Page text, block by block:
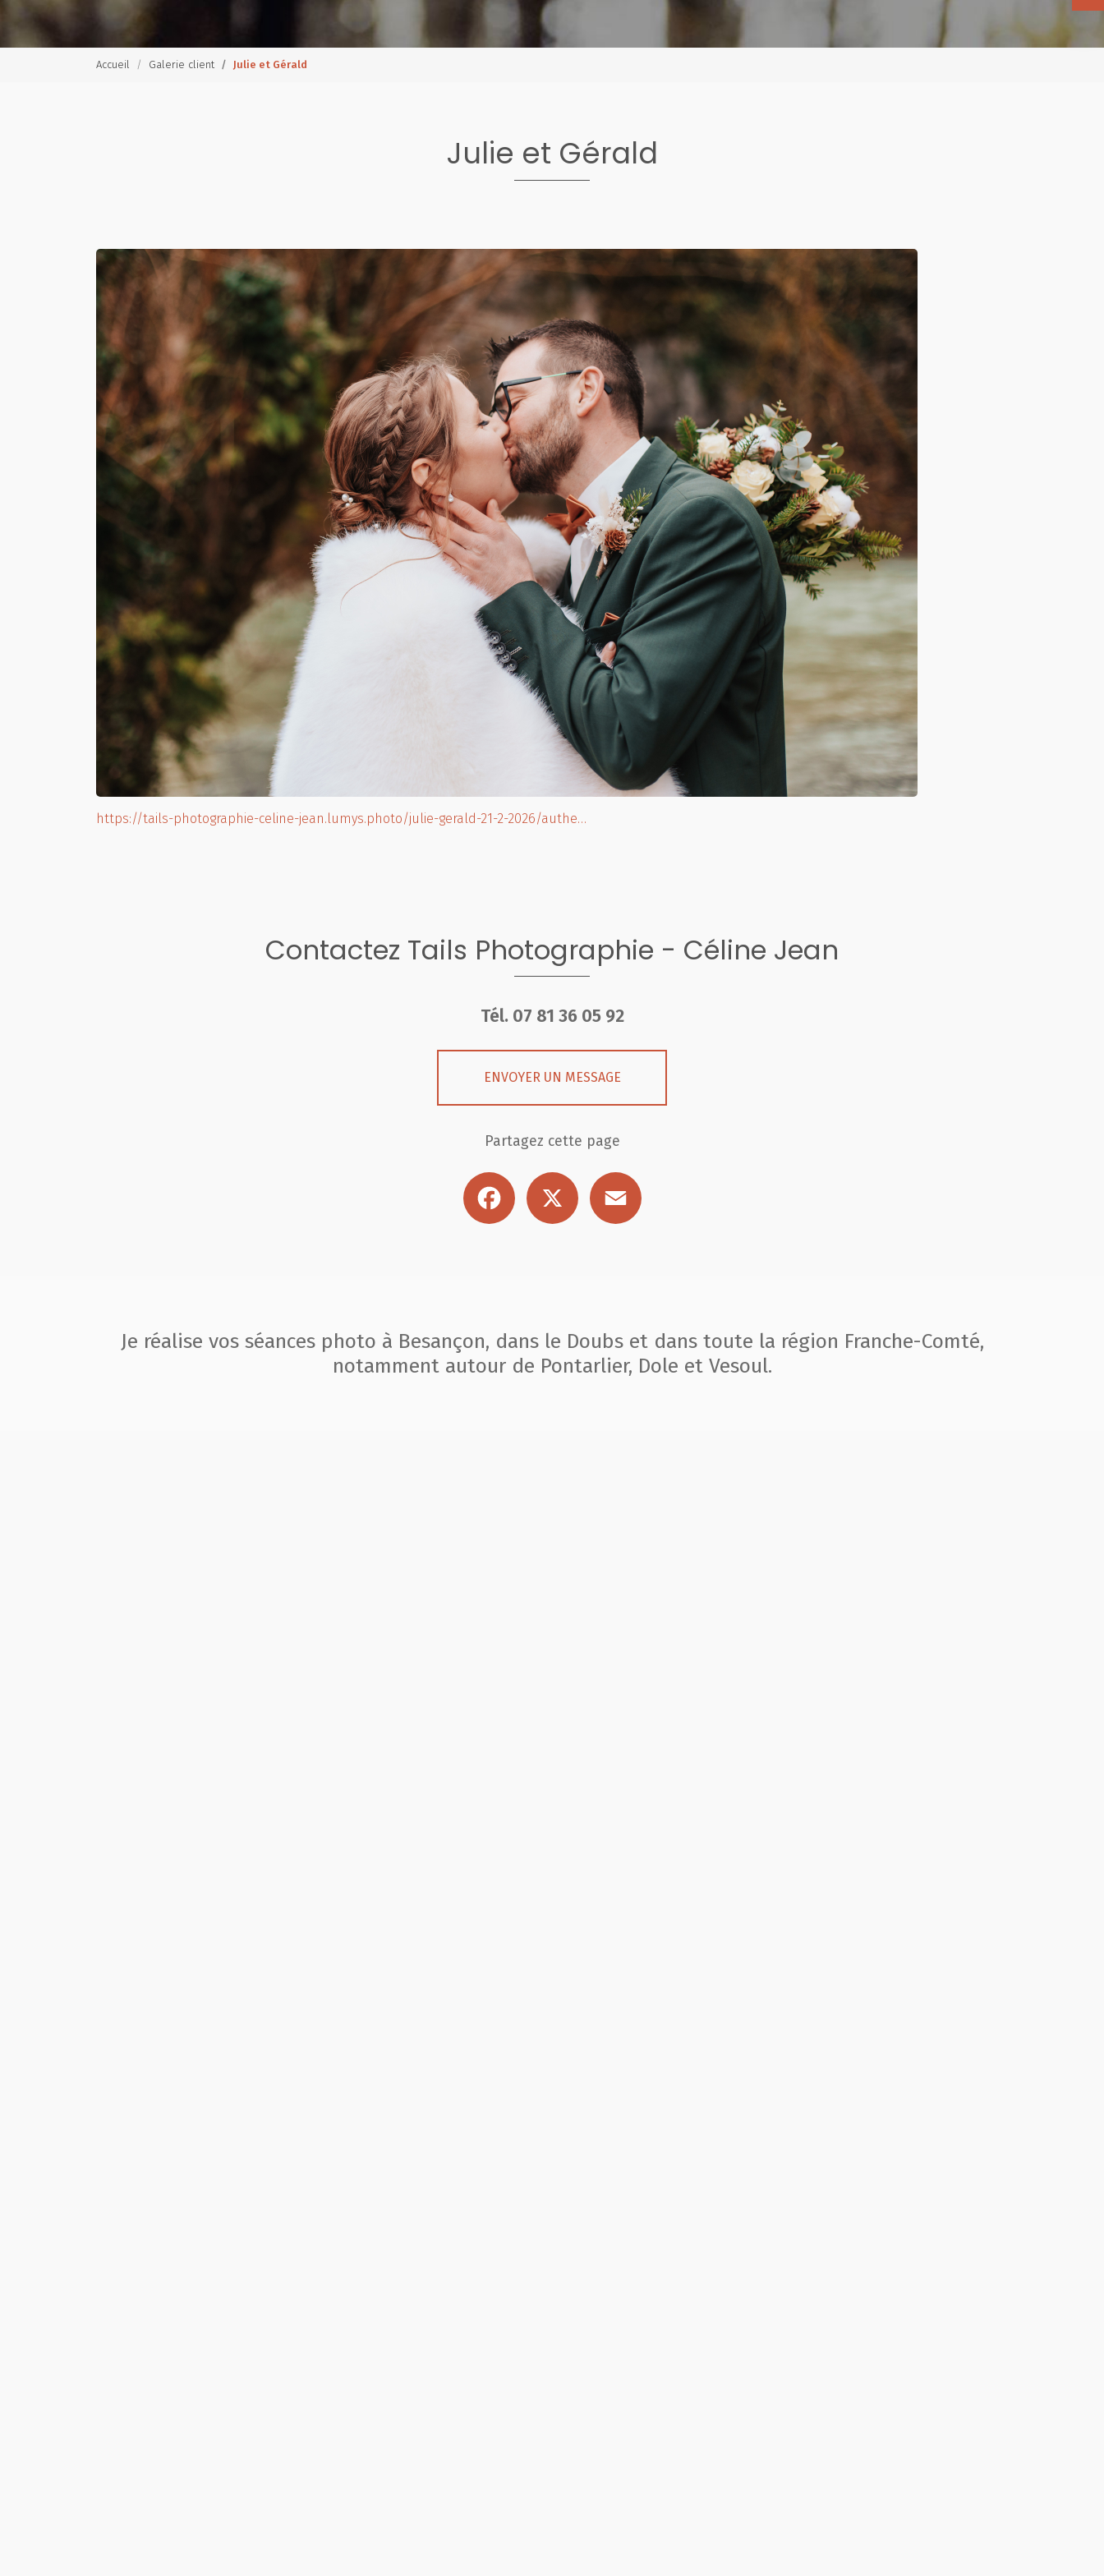
Accueil Galerie client Julie et Gérald
Julie et Gérald
https://tails-photographie-celine-jean.lumys.photo/julie-gerald-21-2-2026/authe…
Contactez Tails Photographie - Céline Jean
Tél. 07 81 36 05 92
ENVOYER UN MESSAGE
Partagez cette page
Facebook
Je réalise vos séances photo à Besançon, dans le Doubs et dans toute la région Franche-Comté,
notamment autour de Pontarlier, Dole et Vesoul.